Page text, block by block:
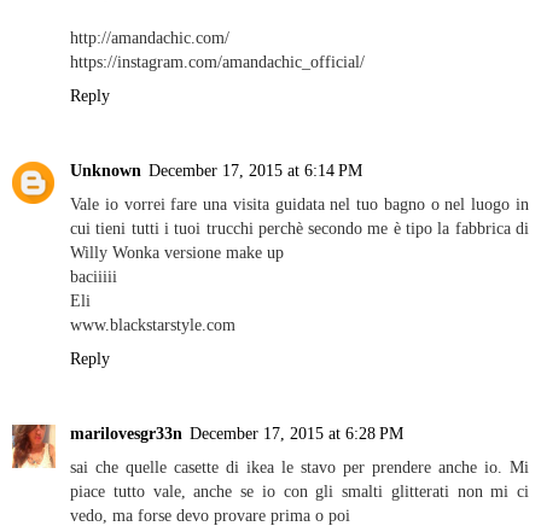
http://amandachic.com/
https://instagram.com/amandachic_official/
Reply
Unknown December 17, 2015 at 6:14 PM
Vale io vorrei fare una visita guidata nel tuo bagno o nel luogo in
cui tieni tutti i tuoi trucchi perchè secondo me è tipo la fabbrica di
Willy Wonka versione make up
baciiiii
Eli
www.blackstarstyle.com
Reply
marilovesgr33n December 17, 2015 at 6:28 PM
sai che quelle casette di ikea le stavo per prendere anche io. Mi
piace tutto vale, anche se io con gli smalti glitterati non mi ci
vedo, ma forse devo provare prima o poi